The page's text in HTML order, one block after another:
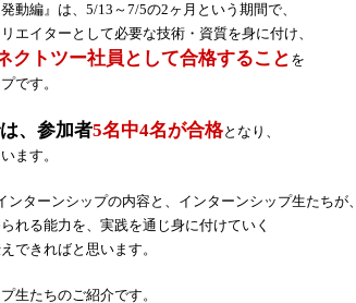
動編』は、5/13～7/5の2ヶ月という期間で、
エイターとして必要な技術・資質を身に付け、
クトツー社員として合格すること を
です。
、参加者5名中4名が合格となり、
ます。
ターンシップの内容と、インターンシップ生たちが、
れる能力を、実践を通じ身に付けていく
できればと思います。
生たちのご紹介です。